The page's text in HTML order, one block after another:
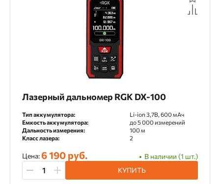
Лазерный дальномер RGK DX-100
Тип аккумулятора:
Li-ion 3,7В, 600 мАч
Емкость аккумулятора:
до 5 000 измерений
Дальность измерения:
100 м
Класс лазера:
2
Цена: 6 190 руб.
В наличии (1 шт.)
КУПИТЬ